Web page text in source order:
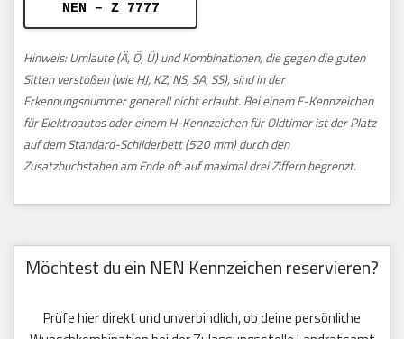
NEN – Z 7777
Hinweis: Umlaute (Ä, Ö, Ü) und Kombinationen, die gegen die guten
Sitten verstoßen (wie HJ, KZ, NS, SA, SS), sind in der
Erkennungsnummer generell nicht erlaubt. Bei einem E-Kennzeichen
für Elektroautos oder einem H-Kennzeichen für Oldtimer ist der Platz
auf dem Standard-Schilderbett (520 mm) durch den
Zusatzbuchstaben am Ende oft auf maximal drei Ziffern begrenzt.
Möchtest du ein NEN Kennzeichen reservieren?
Prüfe hier direkt und unverbindlich, ob deine persönliche